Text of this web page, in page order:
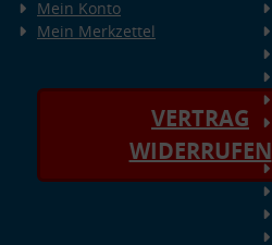
Mein Konto
Mein Merkzettel
VERTRAG
WIDERRUFEN